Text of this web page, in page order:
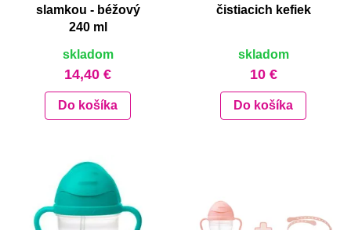
slamkou - béžový
240 ml
skladom
14,40 €
Do košíka
čistiacich kefiek
skladom
10 €
Do košíka